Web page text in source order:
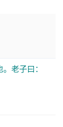
老子曰：